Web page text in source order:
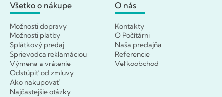
Všetko o nákupe
Možnosti dopravy
Možnosti platby
Splátkový predaj
Sprievodca reklamáciou
Výmena a vrátenie
Odstúpiť od zmluvy
Ako nakupovať
Najčastejšie otázky
O nás
Kontakty
O Počítárni
Naša predajňa
Referencie
Veľkoobchod